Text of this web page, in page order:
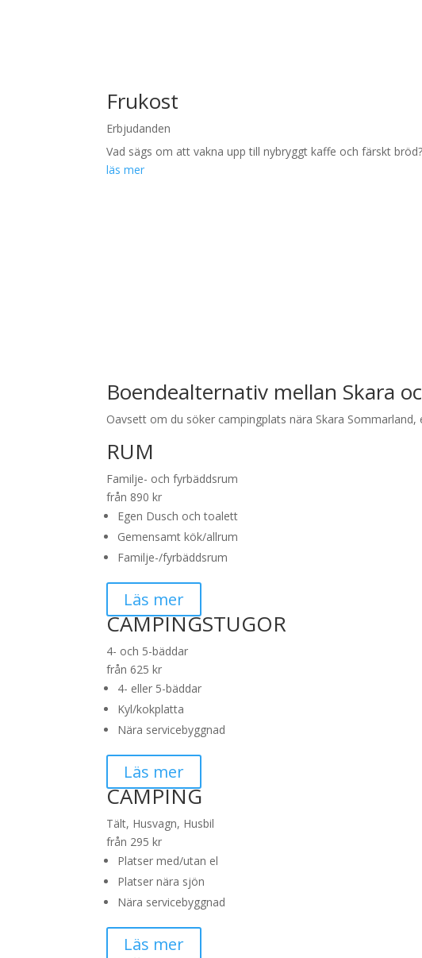
Frukost
Erbjudanden
Vad sägs om att vakna upp till nybryggt kaffe och färskt
läs mer
Boendealternativ mellan Skara
Oavsett om du söker campingplats nära Skara
RUM
Familje- och fyrbäddsrum
från 890 kr
Egen Dusch och toalett
Gemensamt kök/allrum
Familje-/fyrbäddsrum
Läs mer
CAMPINGSTUGOR
4- och 5-bäddar
från 625 kr
4- eller 5-bäddar
Kyl/kokplatta
Nära servicebyggnad
Läs mer
CAMPING
Tält, Husvagn, Husbil
från 295 kr
Platser med/utan el
Platser nära sjön
Nära servicebyggnad
Läs mer